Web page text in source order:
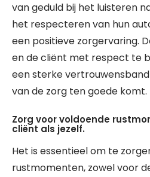
van geduld bij het luisteren
het respecteren van hun
een positieve zorgervaring.
en de cliënt met respect te
een sterke
van de zorg ten goede komt.
Zorg voor voldoende
cliënt als jezelf.
Het is essentieel om te
rustmomenten, zowel voor